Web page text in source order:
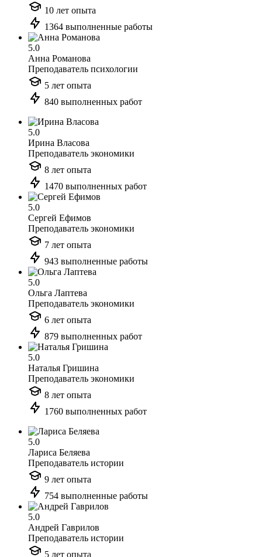
10 лет опыта
1364 выполненные работы
5.0
Анна Романова
Преподаватель психологии
5 лет опыта
840 выполненных работ
5.0
Ирина Власова
Преподаватель экономики
8 лет опыта
1470 выполненных работ
5.0
Сергей Ефимов
Преподаватель экономики
7 лет опыта
943 выполненные работы
5.0
Ольга Лаптева
Преподаватель экономики
6 лет опыта
879 выполненных работ
5.0
Наталья Гришина
Преподаватель экономики
8 лет опыта
1760 выполненных работ
5.0
Лариса Беляева
Преподаватель истории
9 лет опыта
754 выполненные работы
5.0
Андрей Гаврилов
Преподаватель истории
5 лет опыта